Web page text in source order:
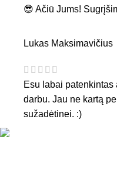
😎 Ačiū Jums!
Lukas Maksimavičius
Esu labai patenkintas
darbu. Jau ne kartą
sužadėtinei. :)